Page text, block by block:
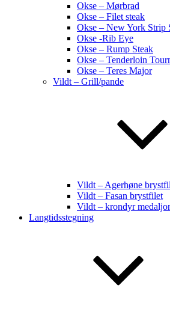
Okse – Mørbrad
Okse – Filet steak
Okse – New York Strip
Okse -Rib Eye
Okse – Rump Steak
Okse – Tenderloin
Okse – Teres Major
Vildt – Grill/pande
Vildt – Agerhøne
Vildt – Fasan brystfilet
Vildt – krondyr
Langtidsstegning